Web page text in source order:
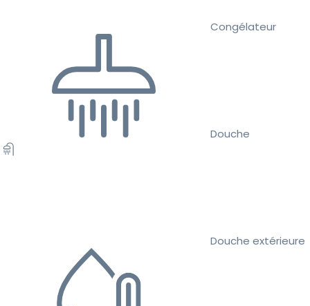
Congélateur
Douche
Douche extérieure